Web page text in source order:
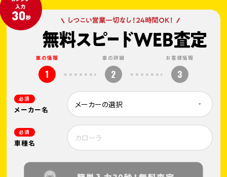
車の情報
1
車の詳細
2
お客様情報
3
必須
メーカー名
必須
車種名